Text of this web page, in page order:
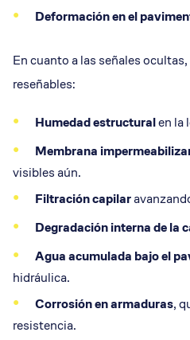
Deformación en el
En cuanto a las señales
reseñables:
Humedad estructuralen la
Membrana
visibles aún.
Filtración capilar
Degradación interna de la
Agua acumulada bajo el
hidráulica.
Corrosión en armaduras,
resistencia.